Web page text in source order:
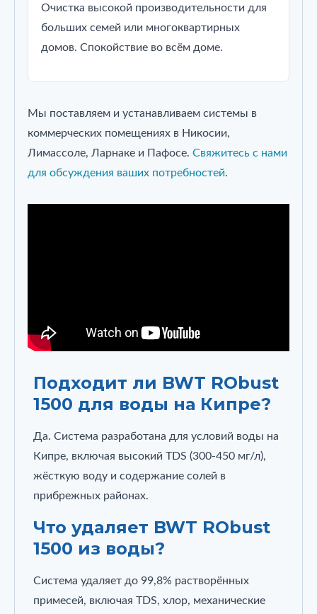
Очистка высокой производительности для
больших семей или многоквартирных
домов. Спокойствие во всём доме.
Мы поставляем и устанавливаем системы в
коммерческих помещениях в Никосии,
Лимассоле, Ларнаке и Пафосе. Свяжитесь с нами
для обсуждения ваших потребностей.
Подходит ли BWT RObust
1500 для воды на Кипре?
Да. Система разработана для условий воды на
Кипре, включая высокий TDS (300-450 мг/л),
жёсткую воду и содержание солей в
прибрежных районах.
Что удаляет BWT RObust
1500 из воды?
Система удаляет до 99,8% растворённых
примесей, включая TDS, хлор, механические